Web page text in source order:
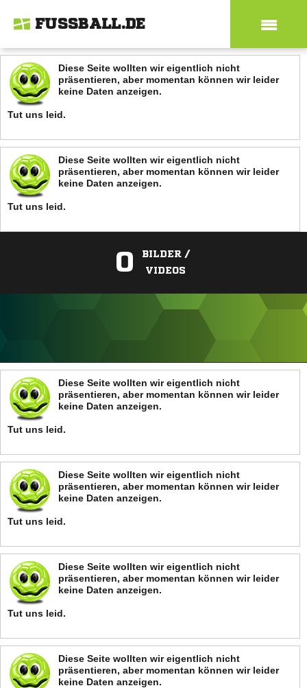
FUSSBALL.DE
Diese Seite wollten wir eigentlich nicht
präsentieren, aber momentan können wir leider
keine Daten anzeigen.
Tut uns leid.
Diese Seite wollten wir eigentlich nicht
präsentieren, aber momentan können wir leider
keine Daten anzeigen.
Tut uns leid.
0
BILDER /
VIDEOS
ANZEIGE
Diese Seite wollten wir eigentlich nicht
präsentieren, aber momentan können wir leider
keine Daten anzeigen.
Tut uns leid.
Diese Seite wollten wir eigentlich nicht
präsentieren, aber momentan können wir leider
keine Daten anzeigen.
Tut uns leid.
Diese Seite wollten wir eigentlich nicht
präsentieren, aber momentan können wir leider
keine Daten anzeigen.
Tut uns leid.
Diese Seite wollten wir eigentlich nicht
präsentieren, aber momentan können wir leider
keine Daten anzeigen.